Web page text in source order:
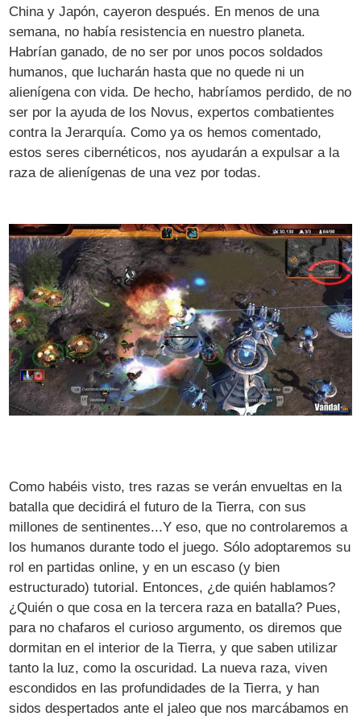
China y Japón, cayeron después. En menos de una
semana, no había resistencia en nuestro planeta.
Habrían ganado, de no ser por unos pocos soldados
humanos, que lucharán hasta que no quede ni un
alienígena con vida. De hecho, habríamos perdido, de no
ser por la ayuda de los Novus, expertos combatientes
contra la Jerarquía. Como ya os hemos comentado,
estos seres cibernéticos, nos ayudarán a expulsar a la
raza de alienígenas de una vez por todas.
Como habéis visto, tres razas se verán envueltas en la
batalla que decidirá el futuro de la Tierra, con sus
millones de sentinentes...Y eso, que no controlaremos a
los humanos durante todo el juego. Sólo adoptaremos su
rol en partidas online, y en un escaso (y bien
estructurado) tutorial. Entonces, ¿de quién hablamos?
¿Quién o que cosa en la tercera raza en batalla? Pues,
para no chafaros el curioso argumento, os diremos que
dormitan en el interior de la Tierra, y que saben utilizar
tanto la luz, como la oscuridad. La nueva raza, viven
escondidos en las profundidades de la Tierra, y han
sidos despertados ante el jaleo que nos marcábamos en